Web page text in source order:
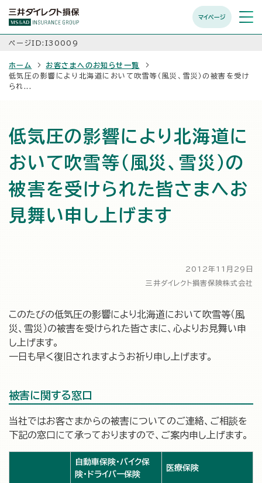
マイページ
メニュ
開く
ページID:I30009
ホーム
お客さまへのお知らせ一覧
低気圧の影響により北海道において吹雪等（風災、雪災）の被害を受け
られ...
低気圧の影響により北海道に
おいて吹雪等（風災、雪災）の
被害を受けられた皆さまへお
見舞い申し上げます
2012年11月29日
三井ダイレクト損害保険株式会社
このたびの低気圧の影響により北海道において吹雪等（風
災、雪災）の被害を受けられた皆さまに、心よりお見舞い申
し上げます。
一日も早く復旧されますようお祈り申し上げます。
被害に関する窓口
当社ではお客さまからの被害についてのご連絡、ご相談を
下記の窓口にて承っておりますので、ご案内申し上げます。
自動車保険・バイク保
険・ドライバー保険
医療保険